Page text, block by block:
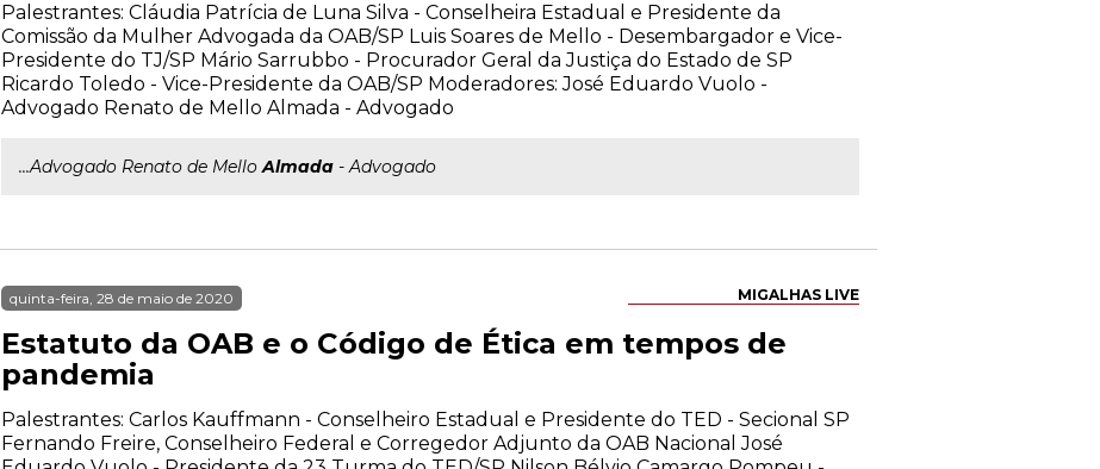
Palestrantes: Cláudia Patrícia de Luna Silva - Conselheira Estadual e Presidente da
Comissão da Mulher Advogada da OAB/SP Luis Soares de Mello - Desembargador e Vice-
Presidente do TJ/SP Mário Sarrubbo - Procurador Geral da Justiça do Estado de SP
Ricardo Toledo - Vice-Presidente da OAB/SP Moderadores: José Eduardo Vuolo -
Advogado Renato de Mello Almada - Advogado
...Advogado Renato de MelloAlmada - Advogado
MIGALHAS LIVE
quinta-feira, 28 de maio de 2020
Estatuto da OAB e o Código de Ética em tempos de
pandemia
Palestrantes: Carlos Kauffmann - Conselheiro Estadual e Presidente do TED - Secional SP
Fernando Freire, Conselheiro Federal e Corregedor Adjunto da OAB Nacional José